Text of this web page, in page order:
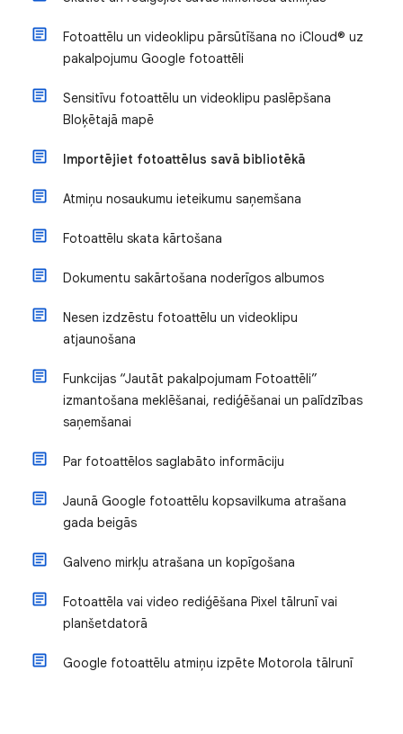
Fotoattēlu un videoklipu pārsūtīšana no iCloud® uz
pakalpojumu Google fotoattēli
Sensitīvu fotoattēlu un videoklipu paslēpšana
Bloķētajā mapē
Importējiet fotoattēlus savā bibliotēkā
Atmiņu nosaukumu ieteikumu saņemšana
Fotoattēlu skata kārtošana
Dokumentu sakārtošana noderīgos albumos
Nesen izdzēstu fotoattēlu un videoklipu
atjaunošana
Funkcijas “Jautāt pakalpojumam Fotoattēli”
izmantošana meklēšanai, rediģēšanai un palīdzības
saņemšanai
Par fotoattēlos saglabāto informāciju
Jaunā Google fotoattēlu kopsavilkuma atrašana
gada beigās
Galveno mirkļu atrašana un kopīgošana
Fotoattēla vai video rediģēšana Pixel tālrunī vai
planšetdatorā
Google fotoattēlu atmiņu izpēte Motorola tālrunī